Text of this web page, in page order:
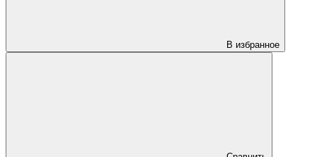
В избранное